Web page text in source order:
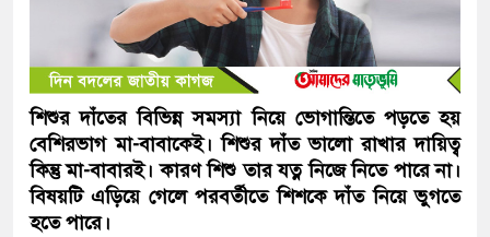
শিশুর দাঁতের বিভিন্ন সমস্যা নিয়ে ভোগান্তিতে পড়তে হয়
বেশিরভাগ মা-বাবাকেই। শিশুর দাঁত ভালো রাখার দায়িত্ব
কিন্তু মা-বাবারই। কারণ শিশু তার যত্ন নিজে নিতে পারে না।
বিষয়টি এড়িয়ে গেলে পরবর্তীতে শিশকে দাঁত নিয়ে ভুগতে
হতে পারে।